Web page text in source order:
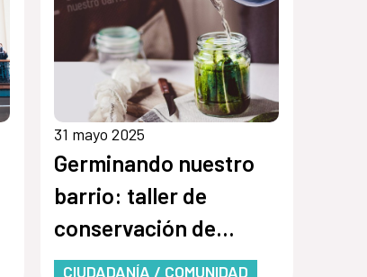
31 mayo 2025
Germinando nuestro
barrio: taller de
conservación de
alimentos
CIUDADANÍA / COMUNIDAD